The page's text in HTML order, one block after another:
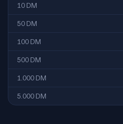
10 DM
50 DM
100 DM
500 DM
1.000 DM
5.000 DM